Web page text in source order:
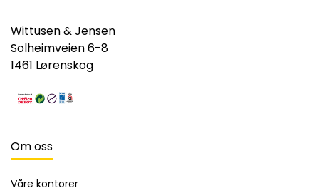
Wittusen & Jensen
Solheimveien 6-8
1461 Lørenskog
Om oss
Våre kontorer